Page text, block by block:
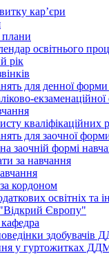
кар’єри
плани
освітнього
рік
для денної
екзаменаційної
кваліфікаційних
для заочної
заочній формі
за навчання
кордоном
освітніх та
Європу"
здобувачів
у гуртожитках